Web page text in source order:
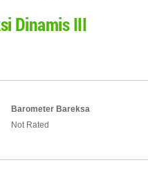
Dinamis III
Barometer Bareksa
Not Rated